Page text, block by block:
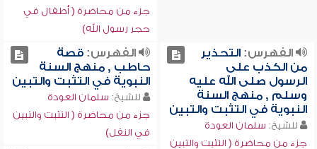
جزء من محاضرة ( أطفال في
حجر رسول الله)
الفهرس:التحذير
من الكذب على
الرسول صلى الله عليه
وسلم , منهج السنة
النبوية في التثبت والتبين
للشيخ: سلمان العودة
جزء من محاضرة ( التثبت والتبين
الفهرس:قصة
حاطب , منهج السنة
النبوية في التثبت والتبين
للشيخ: سلمان العودة
جزء من محاضرة ( التثبت والتبين
في النقل)